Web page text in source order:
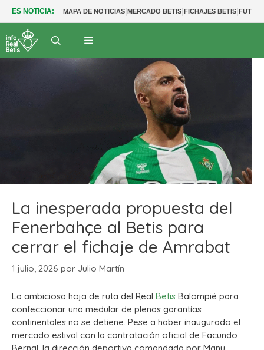
ES NOTICIA: MAPA DE NOTICIAS|MERCADO BETIS|FICHAJES BETIS|
La inesperada propuesta del
Fenerbahçe al Betis para
cerrar el fichaje de Amrabat
1 julio, 2026 por Julio Martín
La ambiciosa hoja de ruta del Real Betis Balompié para
confeccionar una medular de plenas garantías
continentales no se detiene. Pese a haber inaugurado el
mercado estival con la contratación oficial de Facundo
Bernal, la dirección deportiva comandada por Manu